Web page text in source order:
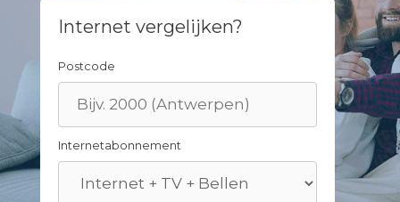
Internet vergelijken?
Postcode
Internetabonnement